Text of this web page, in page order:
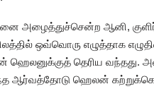
அழைத்துச்சென்ற ஆனி,
ஒவ்வொரு எழுத்தாக
தெரிய வந்தது.
ஆர்வத்தோடு ஹெலன்